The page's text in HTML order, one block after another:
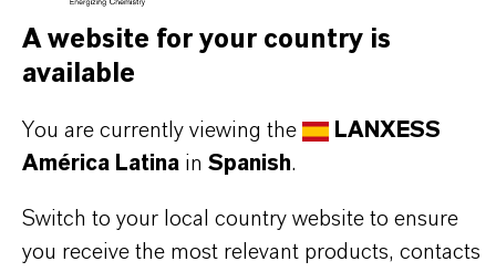
Ficha técnica
SELECCIONA UN ÁREA JURÍDICA
SELECCIONA EL IDIOMA
A website for your country is
available
You are currently viewing the
LANXESS
América Latina in Spanish.
Switch to your local country website to ensure
you receive the most relevant products, contacts